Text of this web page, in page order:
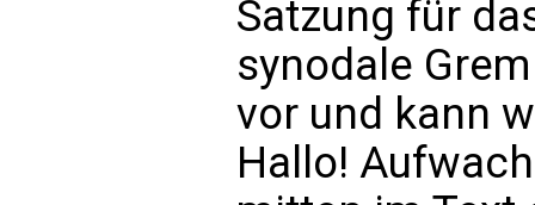
Satzung für
synodale
vor und kann
Hallo!